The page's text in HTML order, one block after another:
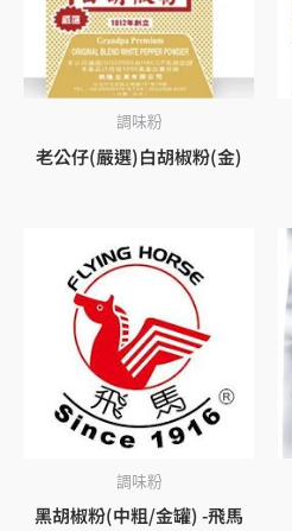
調味粉
老公仔(嚴選)白胡椒粉(金)
調味粉
黑胡椒粉(中粗/金罐) -飛馬